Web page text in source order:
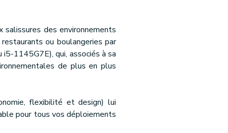
des environnements
ou boulangeries par
1145G7E), qui, associés à sa
de plus en plus
flexibilité et design) lui
pour tous vos déploiements